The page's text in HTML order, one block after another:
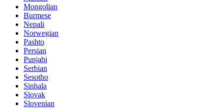
Mongolian
Burmese
Nepali
Norwegian
Pashto
Persian
Punjabi
Serbian
Sesotho
Sinhala
Slovak
Slovenian